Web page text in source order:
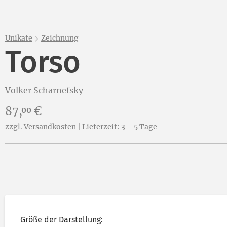
Unikate Zeichnung
Torso
Volker Scharnefsky
Preis:
87,00 €
zzgl. Versandkosten | Lieferzeit: 3 – 5 Tage
Größe der Darstellung: